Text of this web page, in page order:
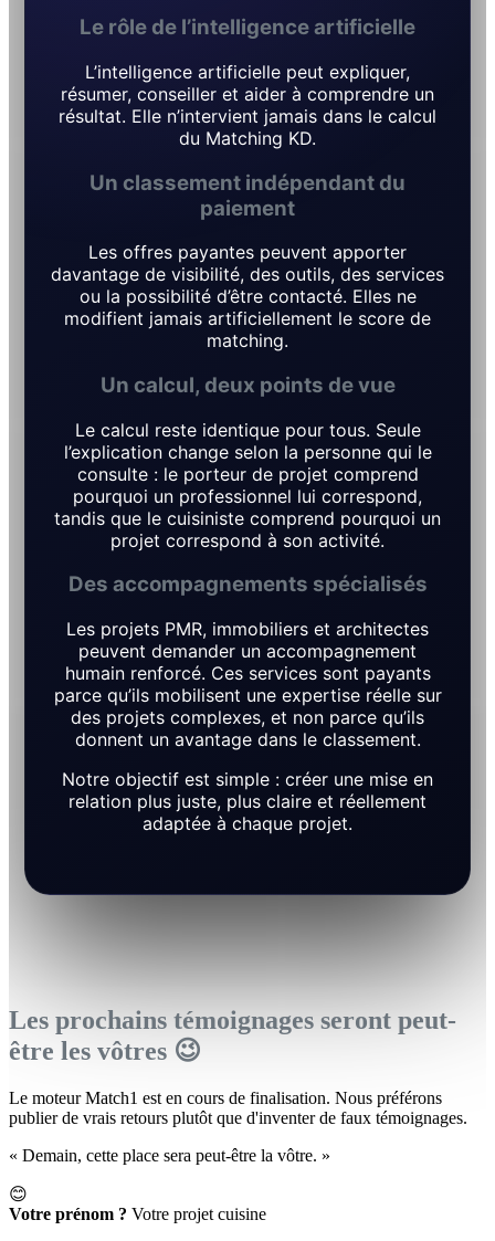
Le rôle de l’intelligence artificielle
L’intelligence artificielle peut expliquer,
résumer, conseiller et aider à comprendre un
résultat. Elle n’intervient jamais dans le calcul
du Matching KD.
Un classement indépendant du
paiement
Les offres payantes peuvent apporter
davantage de visibilité, des outils, des services
ou la possibilité d’être contacté. Elles ne
modifient jamais artificiellement le score de
matching.
Un calcul, deux points de vue
Le calcul reste identique pour tous. Seule
l’explication change selon la personne qui le
consulte : le porteur de projet comprend
pourquoi un professionnel lui correspond,
tandis que le cuisiniste comprend pourquoi un
projet correspond à son activité.
Des accompagnements spécialisés
Les projets PMR, immobiliers et architectes
peuvent demander un accompagnement
humain renforcé. Ces services sont payants
parce qu’ils mobilisent une expertise réelle sur
des projets complexes, et non parce qu’ils
donnent un avantage dans le classement.
Notre objectif est simple : créer une mise en
relation plus juste, plus claire et réellement
adaptée à chaque projet.
Les prochains témoignages seront peut-
être les vôtres 😉
Le moteur Match1 est en cours de finalisation. Nous préférons
publier de vrais retours plutôt que d'inventer de faux témoignages.
« Demain, cette place sera peut-être la vôtre. »
😊
Votre prénom ? Votre projet cuisine